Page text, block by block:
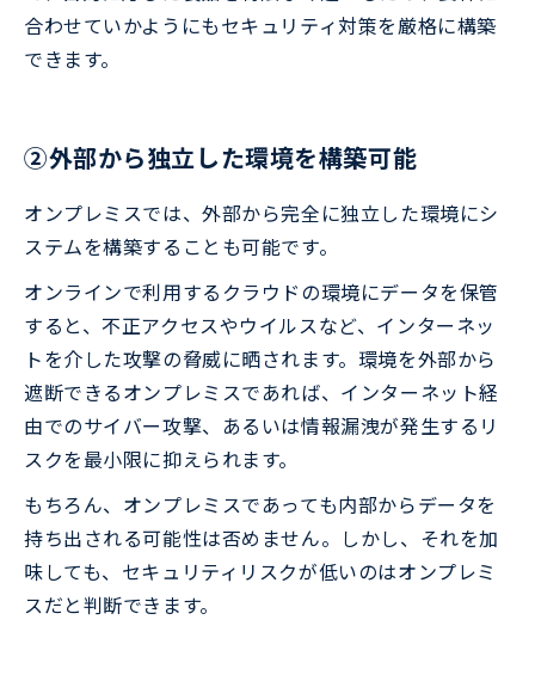
合わせていかようにもセキュリティ対策を厳格に構築
できます。
②外部から独立した環境を構築可能
オンプレミスでは、外部から完全に独立した環境にシ
ステムを構築することも可能です。
オンラインで利用するクラウドの環境にデータを保管
すると、不正アクセスやウイルスなど、インターネッ
トを介した攻撃の脅威に晒されます。環境を外部から
遮断できるオンプレミスであれば、インターネット経
由でのサイバー攻撃、あるいは情報漏洩が発生するリ
スクを最小限に抑えられます。
もちろん、オンプレミスであっても内部からデータを
持ち出される可能性は否めません。しかし、それを加
味しても、セキュリティリスクが低いのはオンプレミ
スだと判断できます。